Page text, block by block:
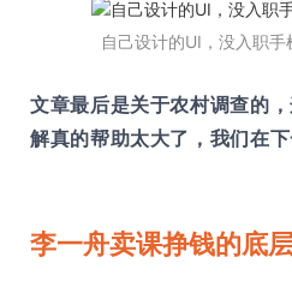
自己设计的UI，没入职
文章最后是关于农村调查的
解真的帮助太大了，我们在
李一舟卖课挣钱的底